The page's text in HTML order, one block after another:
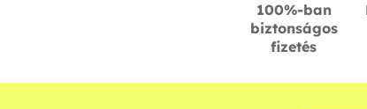
100%-ban
biztonságos
fizetés